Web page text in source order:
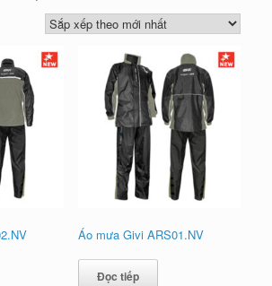
sắp
xếp
mới
Áo mưa Givi ARS01.NV
Đọc tiếp